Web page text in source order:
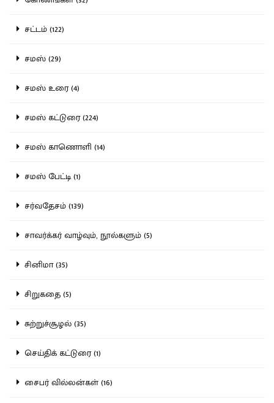
சட்டம் (122)
சமஸ் (29)
சமஸ் உரை (4)
சமஸ் கட்டுரை (224)
சமஸ் காணொளி (14)
சமஸ் பேட்டி (1)
சர்வதேசம் (139)
சாவர்க்கர் வாழ்வும், நூல்களும் (5)
சினிமா (35)
சிறுகதை (5)
சுற்றுச்சூழல் (35)
செய்திக் கட்டுரை (1)
சைபர் வில்லன்கள் (16)